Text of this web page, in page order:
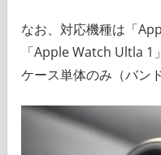
なお、対応機種は「
「Apple Watch Ultla
ケース単体のみ（バン